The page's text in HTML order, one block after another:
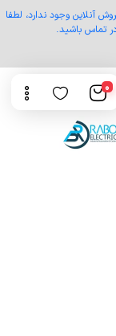
آنلاین وجود ندارد، لطفا
تماس باشید.
0